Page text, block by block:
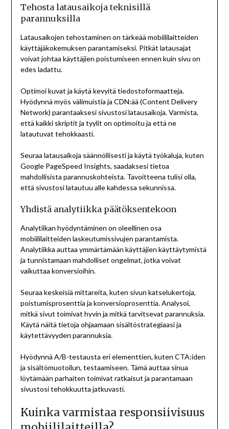
Tehosta latausaikoja teknisillä
parannuksilla
Latausaikojen tehostaminen on tärkeää mobiililaitteiden
käyttäjäkokemuksen parantamiseksi. Pitkät latausajat
voivat johtaa käyttäjien poistumiseen ennen kuin sivu on
edes ladattu.
Optimoi kuvat ja käytä kevyitä tiedostoformaatteja.
Hyödynnä myös välimuistia ja CDN:ää (Content Delivery
Network) parantaaksesi sivustosi latausaikoja. Varmista,
että kaikki skriptit ja tyylit on optimoitu ja että ne
latautuvat tehokkaasti.
Seuraa latausaikoja säännöllisesti ja käytä työkaluja, kuten
Google PageSpeed Insights, saadaksesi tietoa
mahdollisista parannuskohteista. Tavoitteena tulisi olla,
että sivustosi latautuu alle kahdessa sekunnissa.
Yhdistä analytiikka päätöksentekoon
Analytiikan hyödyntäminen on oleellinen osa
mobiililaitteiden laskeutumissivujen parantamista.
Analytiikka auttaa ymmärtämään käyttäjien käyttäytymistä
ja tunnistamaan mahdolliset ongelmat, jotka voivat
vaikuttaa konversioihin.
Seuraa keskeisiä mittareita, kuten sivun katselukertoja,
poistumisprosenttia ja konversioprosenttia. Analysoi,
mitkä sivut toimivat hyvin ja mitkä tarvitsevat parannuksia.
Käytä näitä tietoja ohjaamaan sisältöstrategiaasi ja
käytettävyyden parannuksia.
Hyödynnä A/B-testausta eri elementtien, kuten CTA:iden
ja sisältömuotoilun, testaamiseen. Tämä auttaa sinua
löytämään parhaiten toimivat ratkaisut ja parantamaan
sivustosi tehokkuutta jatkuvasti.
Kuinka varmistaa responsiivisuus